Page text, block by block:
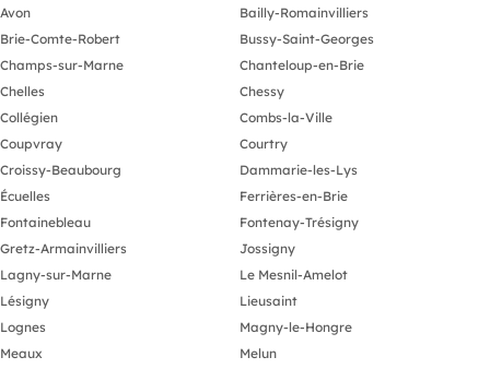
Avon
Bailly-Romainvilliers
Brie-Comte-Robert
Bussy-Saint-Georges
Champs-sur-Marne
Chanteloup-en-Brie
Chelles
Chessy
Collégien
Combs-la-Ville
Coupvray
Courtry
Croissy-Beaubourg
Dammarie-les-Lys
Écuelles
Ferrières-en-Brie
Fontainebleau
Fontenay-Trésigny
Gretz-Armainvilliers
Jossigny
Lagny-sur-Marne
Le Mesnil-Amelot
Lésigny
Lieusaint
Lognes
Magny-le-Hongre
Meaux
Melun